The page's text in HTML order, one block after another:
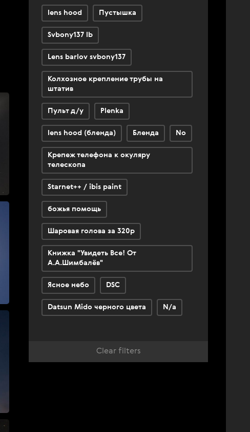
lens hood Пустышка
Svbony137 lb
Lens barlov svbony137
Колхозное крепление трубы на
штатив
Пульт д/у Plenka
lens hood (бленда) Бленда No
Крепеж телефона к окуляру
телескопа
Starnet++ / ibis paint
божья помощь
Шаровая голова за 320р
Книжка "Увидеть Все! От
А.А.Шимбалёв"
Ясное небо DSC
Datsun Mido черного цвета N/a
Clear filters